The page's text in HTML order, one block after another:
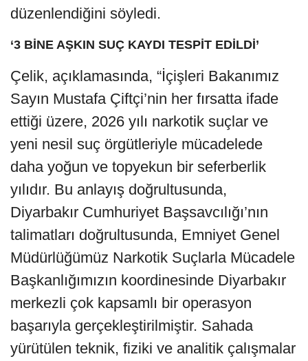
düzenlendiğini söyledi.
‘3 BİNE AŞKIN SUÇ KAYDI TESPİT EDİLDİ’
Çelik, açıklamasında, “İçişleri Bakanımız
Sayın Mustafa Çiftçi’nin her fırsatta ifade
ettiği üzere, 2026 yılı narkotik suçlar ve
yeni nesil suç örgütleriyle mücadelede
daha yoğun ve topyekun bir seferberlik
yılıdır. Bu anlayış doğrultusunda,
Diyarbakır Cumhuriyet Başsavcılığı’nın
talimatları doğrultusunda, Emniyet Genel
Müdürlüğümüz Narkotik Suçlarla Mücadele
Başkanlığımızın koordinesinde Diyarbakır
merkezli çok kapsamlı bir operasyon
başarıyla gerçekleştirilmiştir. Sahada
yürütülen teknik, fiziki ve analitik çalışmalar